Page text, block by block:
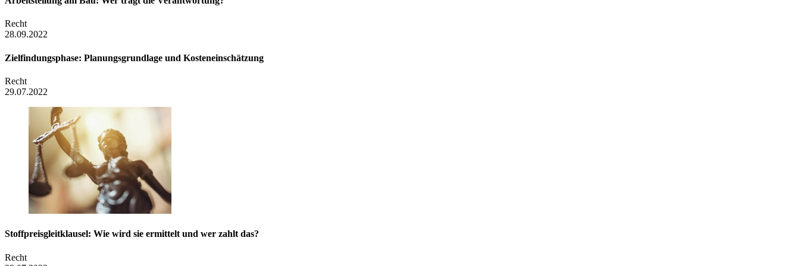
Recht
28.09.2022
Zielfindungsphase: Planungsgrundlage und Kosteneinschätzung
Recht
29.07.2022
Stoffpreis­gleitklausel: Wie wird sie ermittelt und wer zahlt das?
Recht